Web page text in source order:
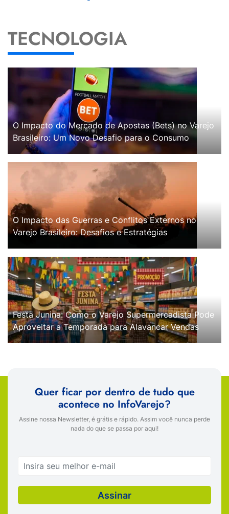
TECNOLOGIA
O Impacto do Mercado de Apostas (Bets) no Varejo
Brasileiro: Um Novo Desafio para o Consumo
O Impacto das Guerras e Conflitos Externos no
Varejo Brasileiro: Desafios e Estratégias
Festa Junina: Como o Varejo Supermercadista Pode
Aproveitar a Temporada para Alavancar Vendas
Quer ficar por dentro de tudo que
acontece no InfoVarejo?
Assine nossa Newsletter, é grátis e rápido. Assim você nunca perde
nada do que se passa por aqui!